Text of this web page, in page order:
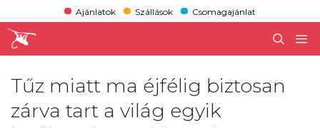
Ajánlatok Szállások Csomagajánlat
Tűz miatt ma éjfélig biztosan
zárva tart a világ egyik